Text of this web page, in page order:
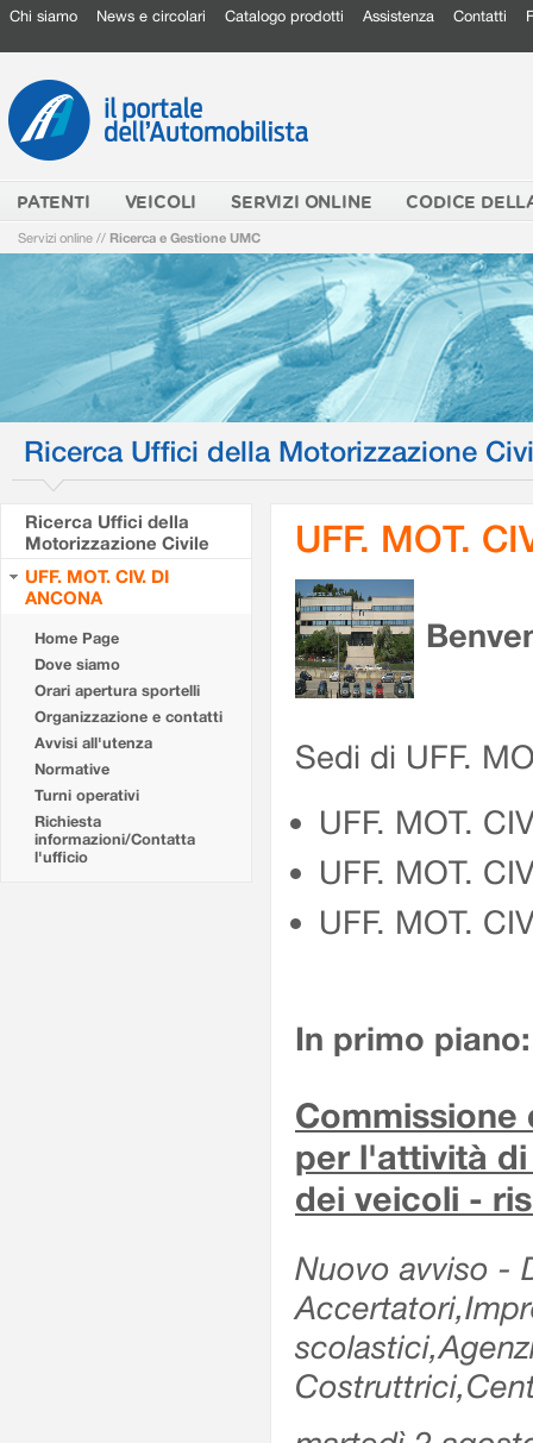
Chi siamo News e circolari Catalogo prodotti Assistenza Contatti
PATENTI VEICOLI SERVIZI ONLINE CODICE
Servizi online // Ricerca e Gestione UMC
Ricerca Uffici della Motorizzazione
Ricerca Uffici della
Motorizzazione Civile
UFF. MOT. CIV. DI
ANCONA
Home Page
Dove siamo
Orari apertura sportelli
Organizzazione e contatti
Avvisi all'utenza
Normative
Turni operativi
Richiesta
informazioni/Contatta
l'ufficio
UFF. MOT.
Sedi di UFF.
UFF. MOT.
UFF. MOT.
UFF. MOT.
In primo piano:
per l'attività
dei veicoli -
Nuovo avviso -